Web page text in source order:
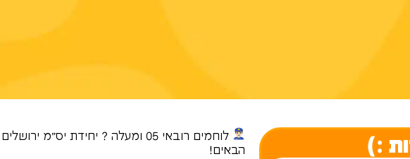
:)
לוחמים רובאי 05 ומעלה ? יחידת
הבאים!